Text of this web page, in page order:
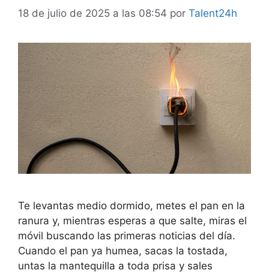
18 de julio de 2025 a las 08:54 por Talent24h
Te levantas medio dormido, metes el pan en la
ranura y, mientras esperas a que salte, miras el
móvil buscando las primeras noticias del día.
Cuando el pan ya humea, sacas la tostada,
untas la mantequilla a toda prisa y sales